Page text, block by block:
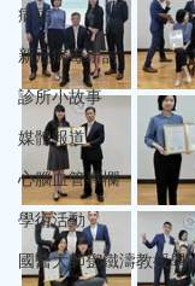
病症
新冠病毒研討
診所小故事
媒體報道
心腦血管專欄
學術活動
國醫大師鄧鐵濤教授學